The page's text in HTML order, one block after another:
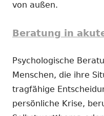
von außen.
Beratung in
Psychologische
Menschen, die ihre
tragfähige
persönliche Krise,